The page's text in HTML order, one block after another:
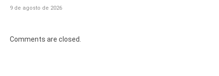
9 de agosto de 2026
Comments are closed.